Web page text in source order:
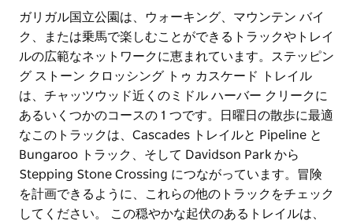
ガリガル国立公園は、ウォーキング、マウンテン バイ
ク、または乗馬で楽しむことができるトラックやトレイ
ルの広範なネットワークに恵まれています。ステッピン
グ ストーン クロッシング トゥ カスケード トレイル
は、チャッツウッド近くのミドル ハーバー クリークに
あるいくつかのコースの 1 つです。日曜日の散歩に最適
なこのトラックは、Cascades トレイルと Pipeline と
Bungaroo トラック、そして Davidson Park から
Stepping Stone Crossing につながっています。冒険
を計画できるように、これらの他のトラックをチェック
してください。 この穏やかな起伏のあるトレイルは、